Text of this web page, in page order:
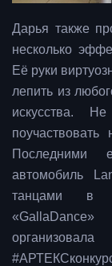
Дарья также
несколько
Её руки
лепить из
искусства.
Последними
автомобиль
танцами в